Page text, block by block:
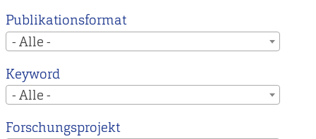
instead.
Publikationsformat
- Alle -
Keyword
- Alle -
Forschungsprojekt